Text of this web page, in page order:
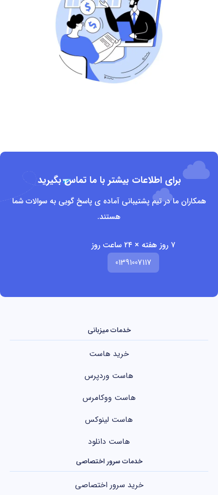
برای اطلاعات بیشتر با ما تماس بگیرید
همکاران ما در تیم پشتیبانی آماده ی پاسخ گویی به سوالات شما
هستند.
۷ روز هفته × ۲۴ ساعت روز
01391007117
خدمات میزبانی
خرید هاست
هاست وردپرس
هاست ووکامرس
هاست لینوکس
هاست دانلود
خدمات سرور اختصاصی
خرید سرور اختصاصی